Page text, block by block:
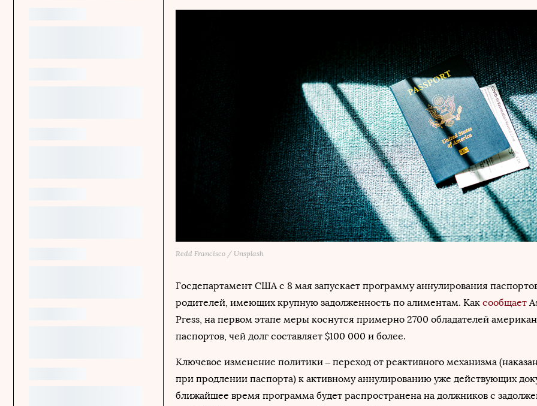
Redd Francisco / Unsplash
Госдепартамент США с 8 мая запускает программу аннулирования
родителей, имеющих крупную задолженность по алиментам. Как сообщает
Press, на первом этапе меры коснутся примерно 2700 обладателей
паспортов, чей долг составляет $100 000 и более.
Ключевое изменение политики – переход от реактивного механизма
при продлении паспорта) к активному аннулированию уже действующих
ближайшее время программа будет распространена на должников с